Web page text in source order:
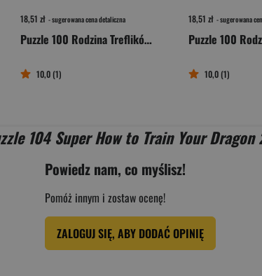
18,51 zł - sugerowana cena detaliczna
Puzzle 100 Rodzina Treflików Spotkanie w kawiarni 16561
10,0 (1)
18,51 zł - sugerowana
10,0 (1)
104 Super How to Train Your Dragon
Powiedz nam, co myślisz!
Pomóż innym i zostaw ocenę!
ZALOGUJ SIĘ, ABY DODAĆ OPINIĘ